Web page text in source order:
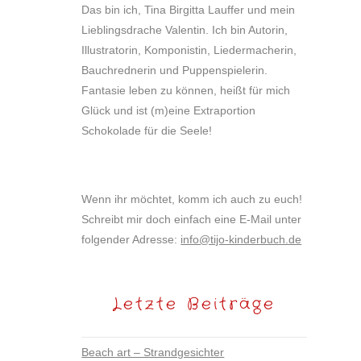
Das bin ich, Tina Birgitta Lauffer und mein
Lieblingsdrache Valentin. Ich bin Autorin,
Illustratorin, Komponistin, Liedermacherin,
Bauchrednerin und Puppenspielerin.
Fantasie leben zu können, heißt für mich
Glück und ist (m)eine Extraportion
Schokolade für die Seele!
Wenn ihr möchtet, komm ich auch zu euch!
Schreibt mir doch einfach eine E-Mail unter
folgender Adresse: info@tijo-kinderbuch.de
Letzte Beiträge
Beach art – Strandgesichter